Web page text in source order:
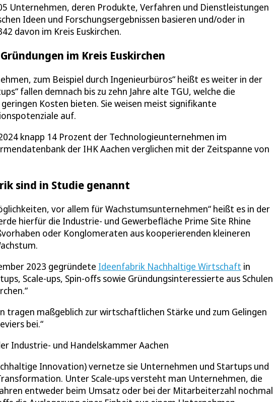
Unternehmen, deren Produkte, Verfahren und Dienstleistungen
Ideen und Forschungsergebnissen basieren und/oder in
davon im Kreis Euskirchen.
im Kreis Euskirchen
zum Beispiel durch Ingenieurbüros“ heißt es weiter in der
fallen demnach bis zu zehn Jahre alte TGU, welche die
Kosten bieten. Sie weisen meist signifikante
auf.
knapp 14 Prozent der Technologieunternehmen im
der IHK Aachen verglichen mit der Zeitspanne von
sind in Studie genannt
vor allem für Wachstumsunternehmen“ heißt es in der
hierfür die Industrie- und Gewerbefläche Prime Site Rhine
oder Konglomeraten aus kooperierenden kleineren
2023 gegründete Ideenfabrik Nachhaltige Wirtschaft in
Scale-ups, Spin-offs sowie Gründungsinteressierte aus Schulen
tragen maßgeblich zur wirtschaftlichen Stärke und zum Gelingen
bei.
Industrie- und Handelskammer Aachen
Innovation) vernetze sie Unternehmen und Startups und
Unter Scale-ups versteht man Unternehmen, die
entweder beim Umsatz oder bei der Mitarbeiterzahl nochmal